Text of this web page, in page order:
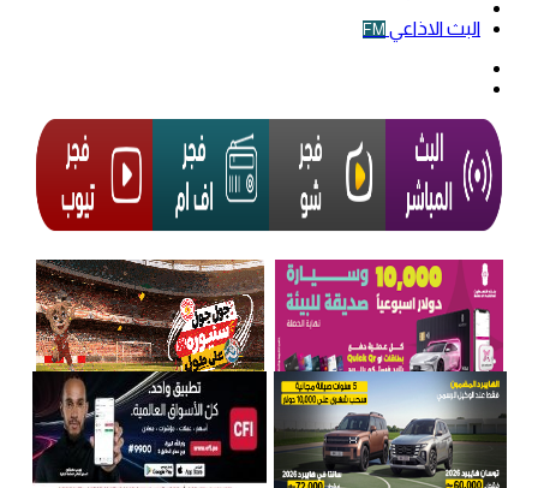
البث الاذاعي FM